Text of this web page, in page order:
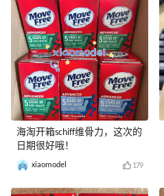
海淘开箱schiff维骨力，这次的
日期很好哦！
xiaomodel 179